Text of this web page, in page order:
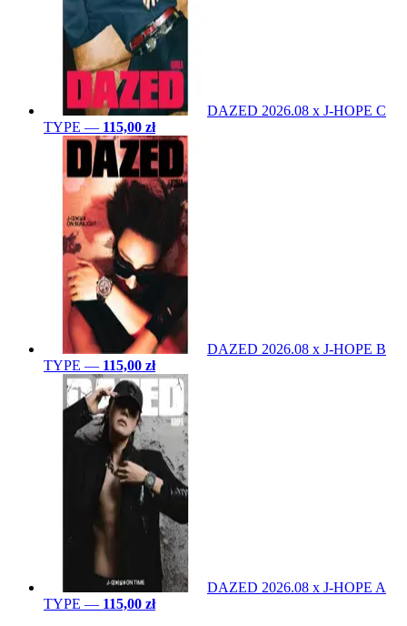
DAZED 2026.08 x J-HOPE C
TYPE — 115,00 zł
DAZED 2026.08 x J-HOPE B
TYPE — 115,00 zł
DAZED 2026.08 x J-HOPE A
TYPE — 115,00 zł